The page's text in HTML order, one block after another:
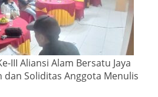
III Aliansi Alam Bersatu Jaya
dan Soliditas Anggota Menulis